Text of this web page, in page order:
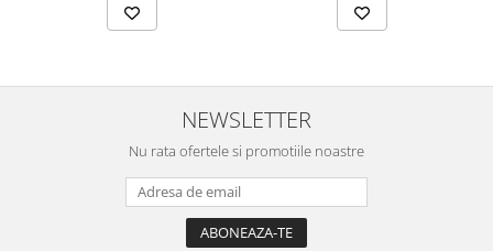
NEWSLETTER
Nu rata ofertele si promotiile noastre